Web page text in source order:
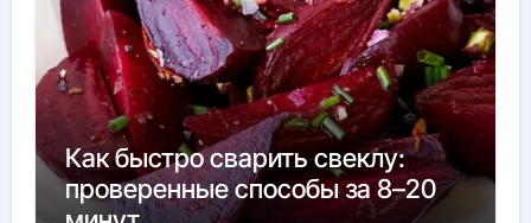
Как быстро сварить свеклу:
проверенные способы за 8–20